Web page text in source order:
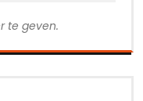
te geven.